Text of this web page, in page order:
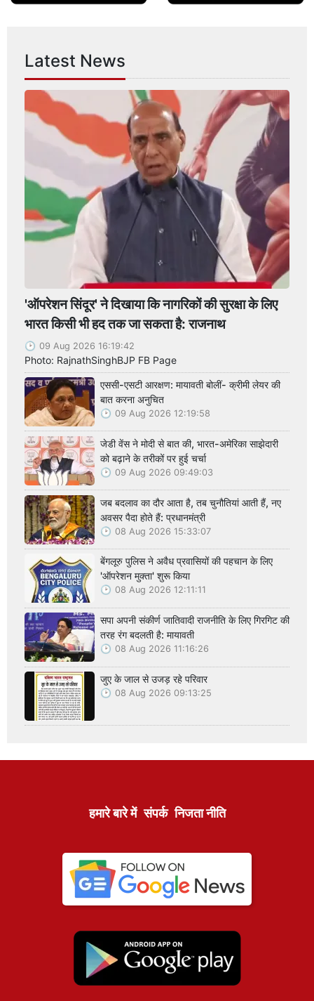
Latest News
'ऑपरेशन सिंदूर' ने दिखाया कि नागरिकों की सुरक्षा के लिए
भारत किसी भी हद तक जा सकता है: राजनाथ
09 Aug 2026 16:19:42
Photo: RajnathSinghBJP FB Page
एससी-एसटी आरक्षण: मायावती बोलीं- क्रीमी लेयर की
बात करना अनुचित
09 Aug 2026 12:19:58
जेडी वेंस ने मोदी से बात की, भारत-अमेरिका साझेदारी
को बढ़ाने के तरीकों पर हुई चर्चा
09 Aug 2026 09:49:03
जब बदलाव का दौर आता है, तब चुनौतियां आती हैं, नए
अवसर पैदा होते हैं: प्रधानमंत्री
08 Aug 2026 15:33:07
बेंगलूरु पुलिस ने अवैध प्रवासियों की पहचान के लिए
'ऑपरेशन मुक्ता' शुरू किया
08 Aug 2026 12:11:11
सपा अपनी संकीर्ण जातिवादी राजनीति के लिए गिरगिट की
तरह रंग बदलती है: मायावती
08 Aug 2026 11:16:26
जुए के जाल से उजड़ रहे परिवार
08 Aug 2026 09:13:25
हमारे बारे में संपर्क निजता नीति